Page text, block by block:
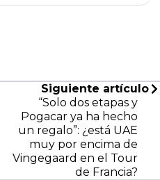
Siguiente artículo
“Solo dos etapas y
Pogacar ya ha hecho
un regalo”: ¿está UAE
muy por encima de
Vingegaard en el Tour
de Francia?